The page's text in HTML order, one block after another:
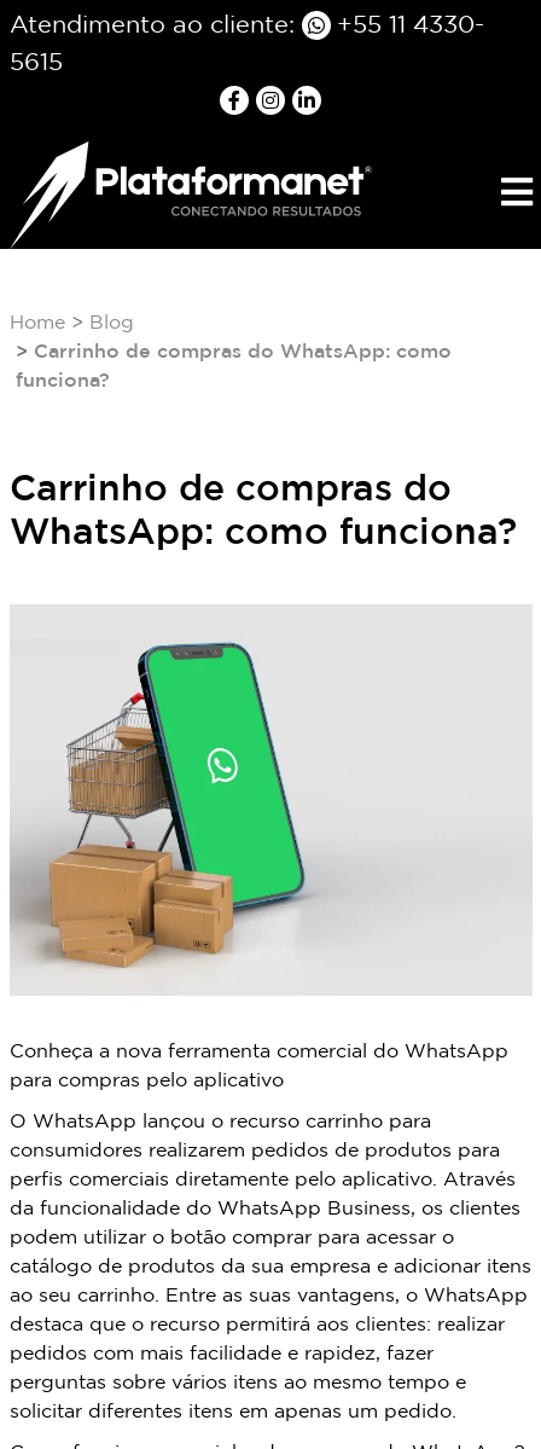
Atendimento ao cliente:
+55 11 4330-
5615
Home
Blog
Carrinho de compras do WhatsApp: como
funciona?
Carrinho de compras do
WhatsApp: como funciona?
Conheça a nova ferramenta comercial do WhatsApp
para compras pelo aplicativo
O WhatsApp lançou o recurso carrinho para
consumidores realizarem pedidos de produtos para
perfis comerciais diretamente pelo aplicativo. Através
da funcionalidade do WhatsApp Business, os clientes
podem utilizar o botão comprar para acessar o
catálogo de produtos da sua empresa e adicionar itens
ao seu carrinho. Entre as suas vantagens, o WhatsApp
destaca que o recurso permitirá aos clientes: realizar
pedidos com mais facilidade e rapidez, fazer
perguntas sobre vários itens ao mesmo tempo e
solicitar diferentes itens em apenas um pedido.